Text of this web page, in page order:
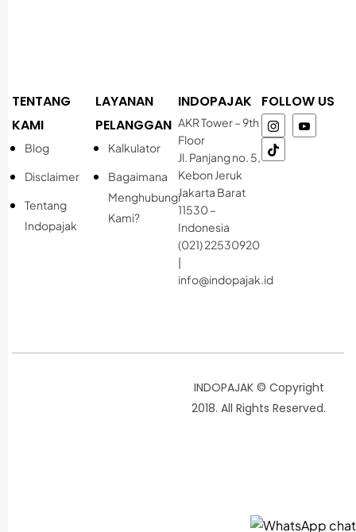
TENTANG
KAMI
Blog
Disclaimer
Tentang
Indopajak
LAYANAN
PELANGGAN
Kalkulator
Bagaimana
Menghubungi
Kami?
INDOPAJAK
AKR Tower – 9th
Floor
Jl. Panjang no. 5,
Kebon Jeruk
Jakarta Barat
11530 –
Indonesia
(021) 22530920
|
info@indopajak.id
FOLLOW US
INDOPAJAK © Copyright
2018. All Rights Reserved.